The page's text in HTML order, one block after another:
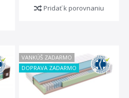
Pridať k porovnaniu
VANKÚŠ ZADARMO
DOPRAVA ZADARMO